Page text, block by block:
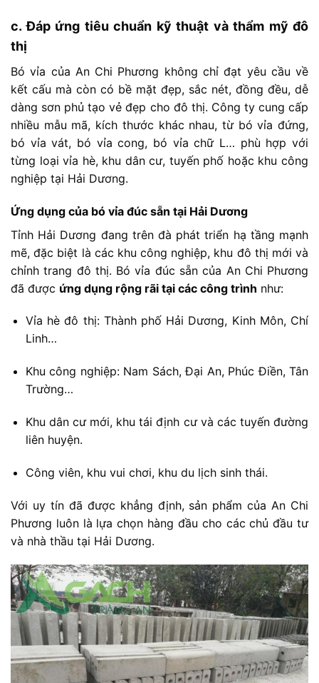
c.Đáp ứng tiêu chuẩn kỹ thuật và thẩm mỹ đô
thị
Bóvỉa của An Chi Phương không chỉđạt yêu cầuvề
kết cấu mà còn có bề mặt đẹp, sắc nét, đồng đều, dễ
dàng sơn phủtạovẻđẹp cho đô thị. Công tycungcấp
nhiều mẫu mã, kích thước khác nhau, từ bóvỉađứng,
bó vỉavát, bó vỉacong, bó vỉachữ L… phù hợpvới
từng loạivỉa hè, khu dâncư, tuyến phố hoặc khucông
nghiệp tại Hải Dương.
Ứng dụng của bó vỉa đúc sẵn tại Hải Dương
Tỉnh Hải Dương đang trênđà pháttriển hạ tầng mạnh
mẽ,đặc biệt là các khucông nghiệp, khu đô thị mớivà
chỉnhtrang đô thị. Bóvỉa đúc sẵncủa An Chi Phương
đã được ứng dụng rộng rãi tại các công trình như:
Vỉa hèđô thị: Thành phố Hải Dương, Kinh Môn, Chí
Linh…
Khucông nghiệp: Nam Sách,Đại An, PhúcĐiền,Tân
Trường…
Khu dâncư mới, khutáiđịnh cư và các tuyến đường
liên huyện.
Công viên, khu vui chơi, khu du lịch sinh thái.
Với uy tín đã được khẳng định, sản phẩmcủa An Chi
Phương luôn là lựachọn hàng đầu cho cácchủđầutư
và nhà thầu tại Hải Dương.